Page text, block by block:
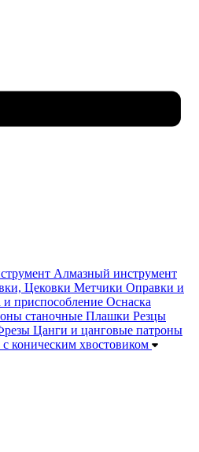
Алмазный инструмент
Цековки Метчики Оправки и
и приспособление Оснаска
станочные Плашки Резцы
Цанги и цанговые патроны
коническим хвостовиком